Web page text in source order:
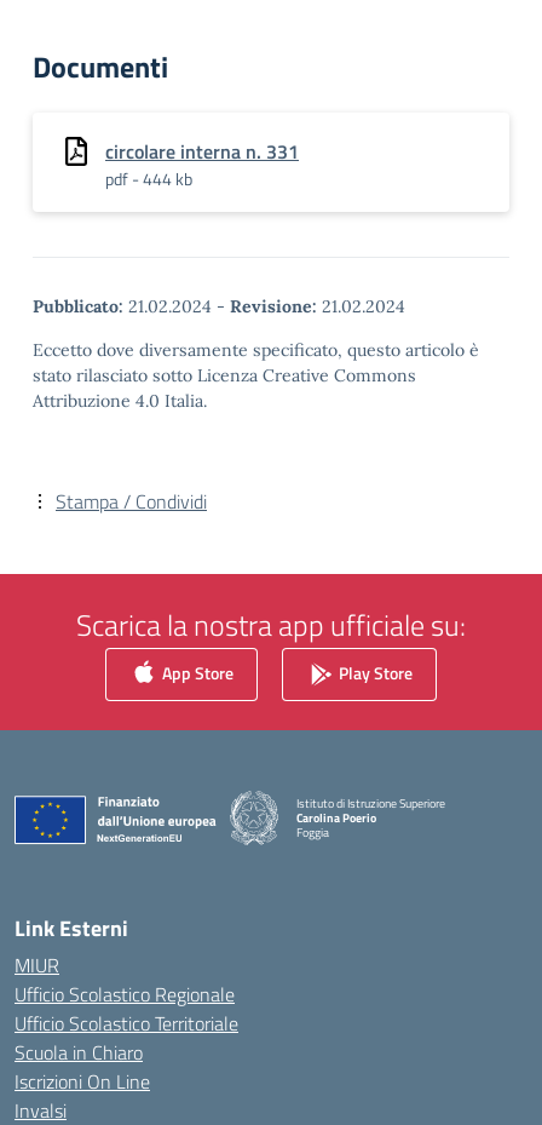
Documenti
circolare interna n. 331
pdf - 444 kb
Pubblicato: 21.02.2024 - Revisione: 21.02.2024
Eccetto dove diversamente specificato, questo articolo è
stato rilasciato sotto Licenza Creative Commons
Attribuzione 4.0 Italia.
Stampa / Condividi
Scarica la nostra app ufficiale su:
App Store Play Store
Istituto di Istruzione Superiore
Carolina Poerio
Foggia
— Visita la pagina iniziale della scuola
Link Esterni
MIUR
Ufficio Scolastico Regionale
Ufficio Scolastico Territoriale
Scuola in Chiaro
Iscrizioni On Line
Invalsi